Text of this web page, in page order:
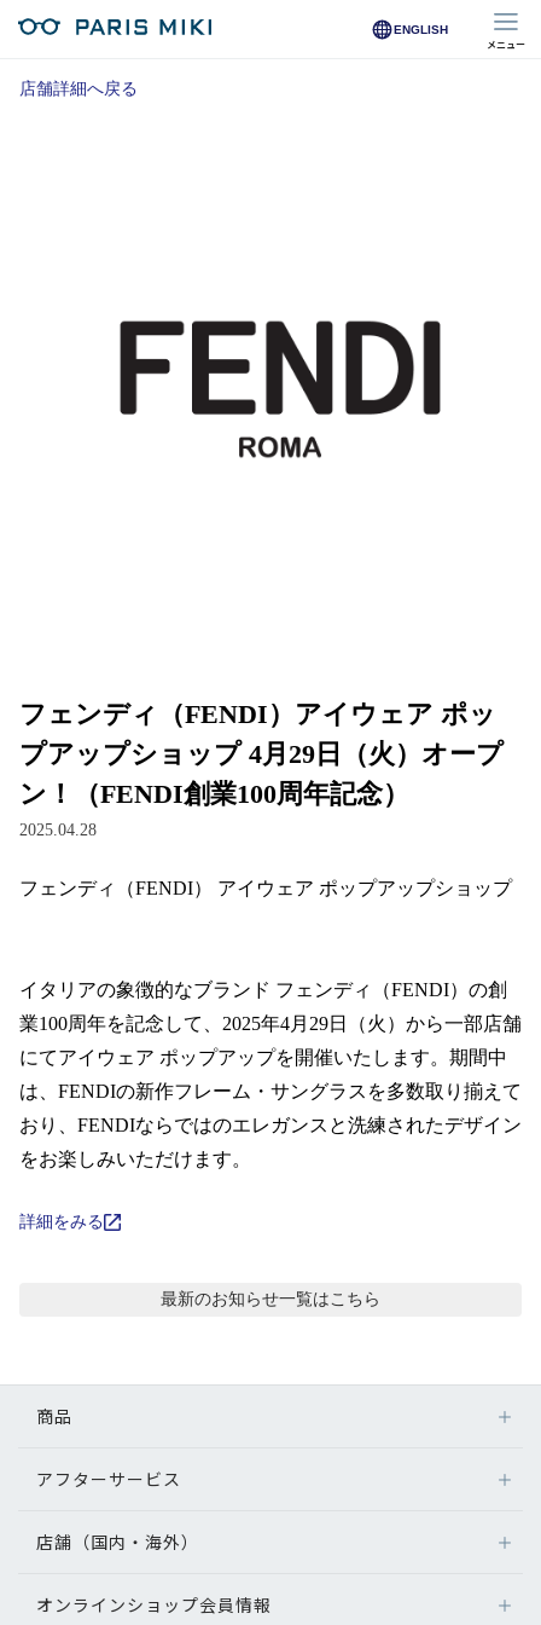
ENGLISH
メニュー
マイページ
店舗を探す
補聴器
コンタクトレンズ
グッズ・小物
ブランド一覧
コンテンツを探す
スタッフコンテンツ
スタッフコンテンツ一覧
コーディネート
目のまめちしき
店舗詳細へ戻る
フェンディ（FENDI）アイウェア ポッ
プアップショップ 4月29日（火）オープ
ン！（FENDI創業100周年記念）
2025.04.28
フェンディ（FENDI） アイウェア ポップアップショップ
イタリアの象徴的なブランド フェンディ（FENDI）の創
業100周年を記念して、2025年4月29日（火）から一部店舗
にてアイウェア ポップアップを開催いたします。期間中
は、FENDIの新作フレーム・サングラスを多数取り揃えて
おり、FENDIならではのエレガンスと洗練されたデザイン
をお楽しみいただけます。
詳細をみる
最新のお知らせ一覧はこちら
商品
メガネ
サングラス
補聴器
アフターサービス
アフターサービス
店舗（国内・海外）
店舗検索
オンラインショップ会員情報